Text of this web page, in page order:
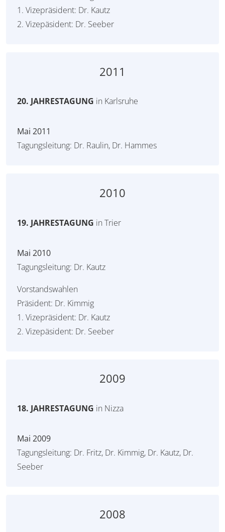
1. Vizepräsident: Dr. Kautz
2. Vizepäsident: Dr. Seeber
2011
20. JAHRESTAGUNG in Karlsruhe
Mai 2011
Tagungsleitung: Dr. Raulin, Dr. Hammes
2010
19. JAHRESTAGUNG in Trier
Mai 2010
Tagungsleitung: Dr. Kautz
Vorstandswahlen
Präsident: Dr. Kimmig
1. Vizepräsident: Dr. Kautz
2. Vizepäsident: Dr. Seeber
2009
18. JAHRESTAGUNG in Nizza
Mai 2009
Tagungsleitung: Dr. Fritz, Dr. Kimmig, Dr. Kautz, Dr.
Seeber
2008